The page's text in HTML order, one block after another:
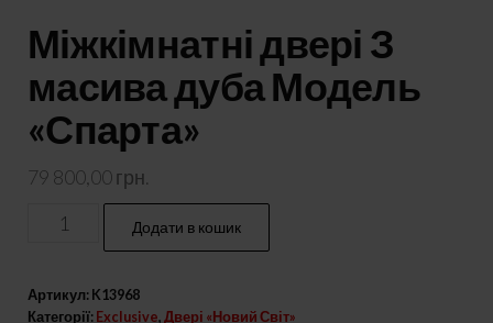
Міжкімнатні двері З
масива дуба Модель
«Спарта»
79 800,00грн.
Міжкімнатні
масива
Додати в кошик
Артикул: K13968
Категорії: Exclusive, Двері «Новий Світ»